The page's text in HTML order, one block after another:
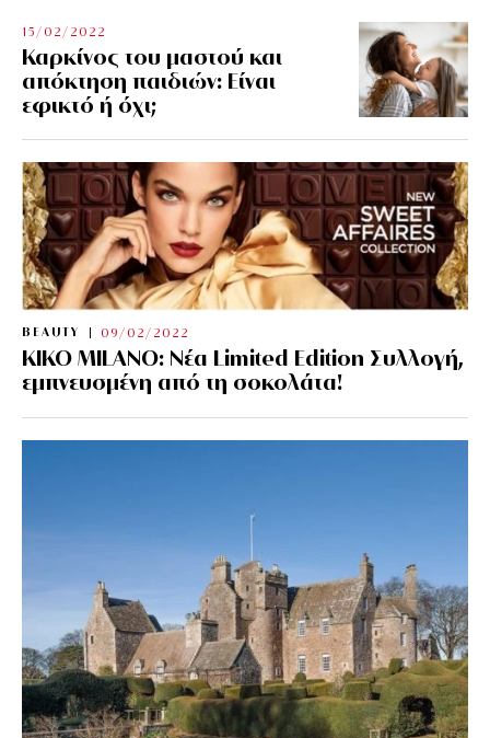
15/02/2022
Καρκίνος του μαστού και
απόκτηση παιδιών: Είναι
εφικτό ή όχι;
BEAUTY 09/02/2022
KIKO MILANO: Νέα Limited Edition Συλλογή,
εμπνευσμένη από τη σοκολάτα!